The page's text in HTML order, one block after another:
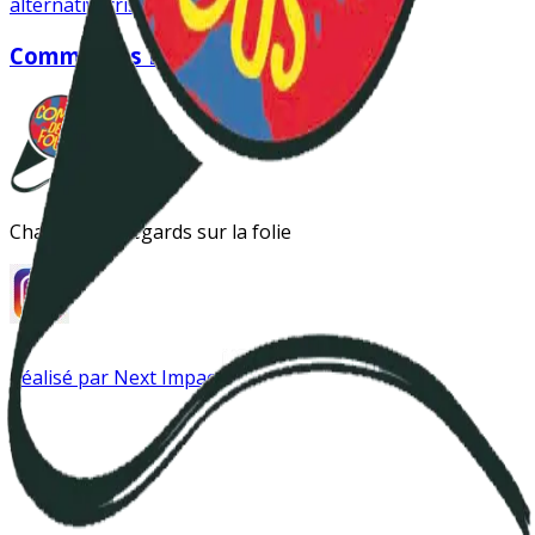
Instagram
Comme des fous
Changer les regards sur la folie
Réalisé par Next Impact